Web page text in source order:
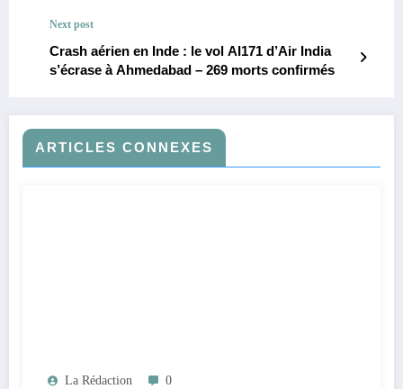
Next post
Crash aérien en Inde : le vol AI171 d’Air India
s’écrase à Ahmedabad – 269 morts confirmés
ARTICLES CONNEXES
La Rédaction 0